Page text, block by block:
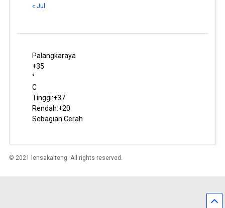
« Jul
Palangkaraya
+35
°
C
Tinggi:+37
Rendah:+20
Sebagian Cerah
© 2021 lensakalteng. All rights reserved.